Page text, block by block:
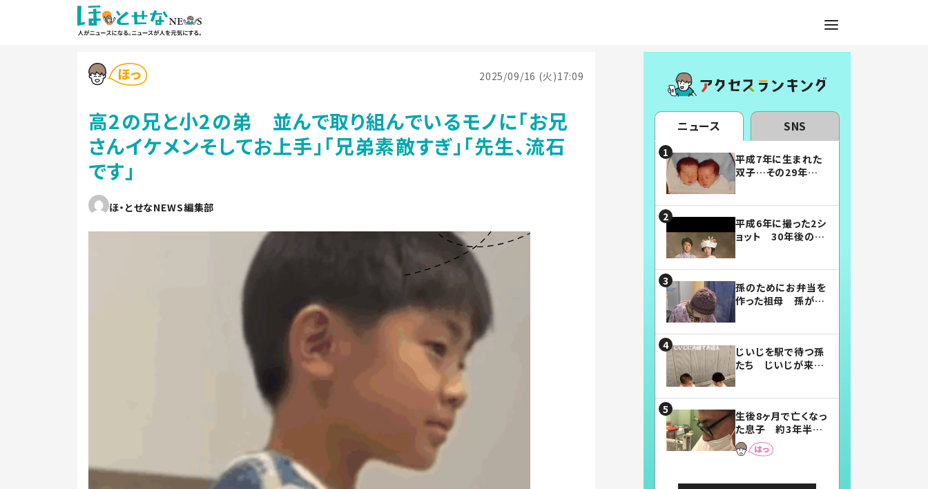
2025/09/16 (火)17:09
高2の兄と小2の弟 並んで取り組んでいるモノに「お兄
さんイケメンそしてお上手」「兄弟素敵すぎ」「先生、流石
です」
ほ・とせなNEWS編集部
ニュース SNS
平成7年に生まれた
双子…その29年後
平成6年に撮った2シ
ョット 30年後の姿
孫のためにお弁当を
作った祖母 孫が絶
じいじを駅で待つ孫
たち じいじが来た
まらない」「幸せにな
れる」
生後8ヶ月で亡くなっ
た息子 約3年半
後、当時の妻の日記
に書いてあった本音